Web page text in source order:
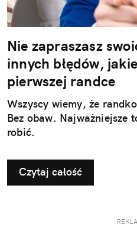
Nie zapraszasz
innych błędów,
pierwszej randce
Wszyscy wiemy, że
Bez obaw. Najważniejsze
robić.
Czytaj całość